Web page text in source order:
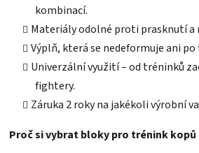
kombinací.
Materiály odolné proti prasknutí a
Výplň, která se nedeformuje ani po
Univerzální využití – od tréninků
fightery.
Záruka 2 roky na jakékoli výrobní
Proč si vybrat bloky pro trénink kopů